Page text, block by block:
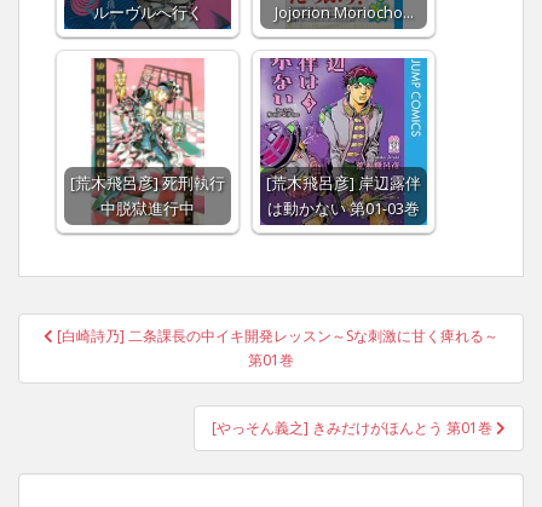
ルーヴルへ行く
Jojorion Moriocho…
[荒木飛呂彦] 死刑執行
中脱獄進行中
[荒木飛呂彦] 岸辺露伴
は動かない 第01-03巻
Post[白崎詩乃] 二条課長の中イキ開発レッスン～Sな刺激に甘く痺れる～
第01巻
[やっそん義之] きみだけがほんとう 第01巻